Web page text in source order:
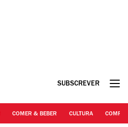
SUBSCREVER
COMER & BEBER CULTURA